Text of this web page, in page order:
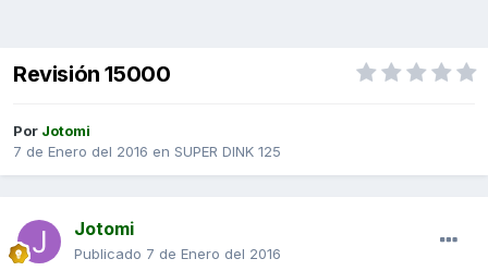
Revisión 15000
Por Jotomi
7 de Enero del 2016 en SUPER DINK 125
Jotomi
Publicado 7 de Enero del 2016